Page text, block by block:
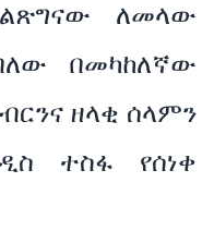
ለመላው
በመካከለኛው
ዘላቂ ሰላምን
ተስፋ የሰነቀ